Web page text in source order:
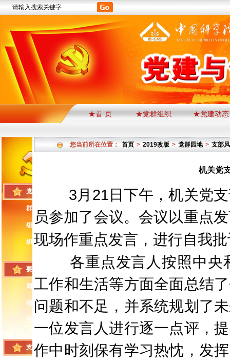
★首 页 ★党群组织 ★党建动态
党
群
组
织
要
闻
动
态
支
您当前所在位置： 首页 > 2019改版 > 党群园地 > 支部
机关党
3月 21日下午，机关党
员参加了会议。会议以重点
现场作重点发言，进行自我
各重点发言人按照中央
工作和生活等方面全面总结
问题和不足，并系统规划了
一位发言人进行逐一点评，
作中时刻保有学习热忱，发